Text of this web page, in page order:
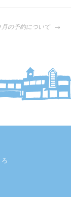
月の予約について